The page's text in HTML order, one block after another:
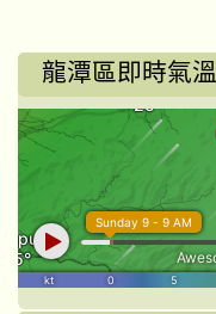
龍潭區即時氣溫